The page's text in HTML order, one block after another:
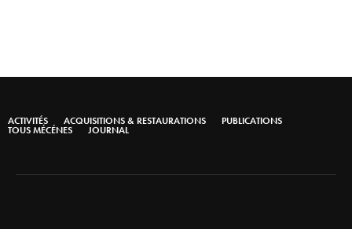
ACTIVITÉS ACQUISITIONS & RESTAURATIONS PUBLICATIONS
TOUS MÉCÉNES JOURNAL